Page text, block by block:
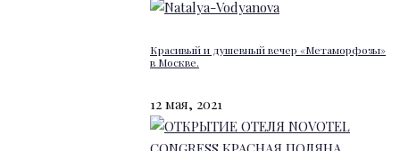
Красивый и душевный вечер «Метаморфозы»
в Москве.
12 мая, 2021